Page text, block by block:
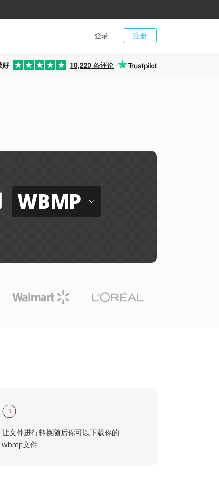
注册
登录
好 10,220 条评论
WBMP
3
让文件进行转换随后你可以下载你的
wbmp文件